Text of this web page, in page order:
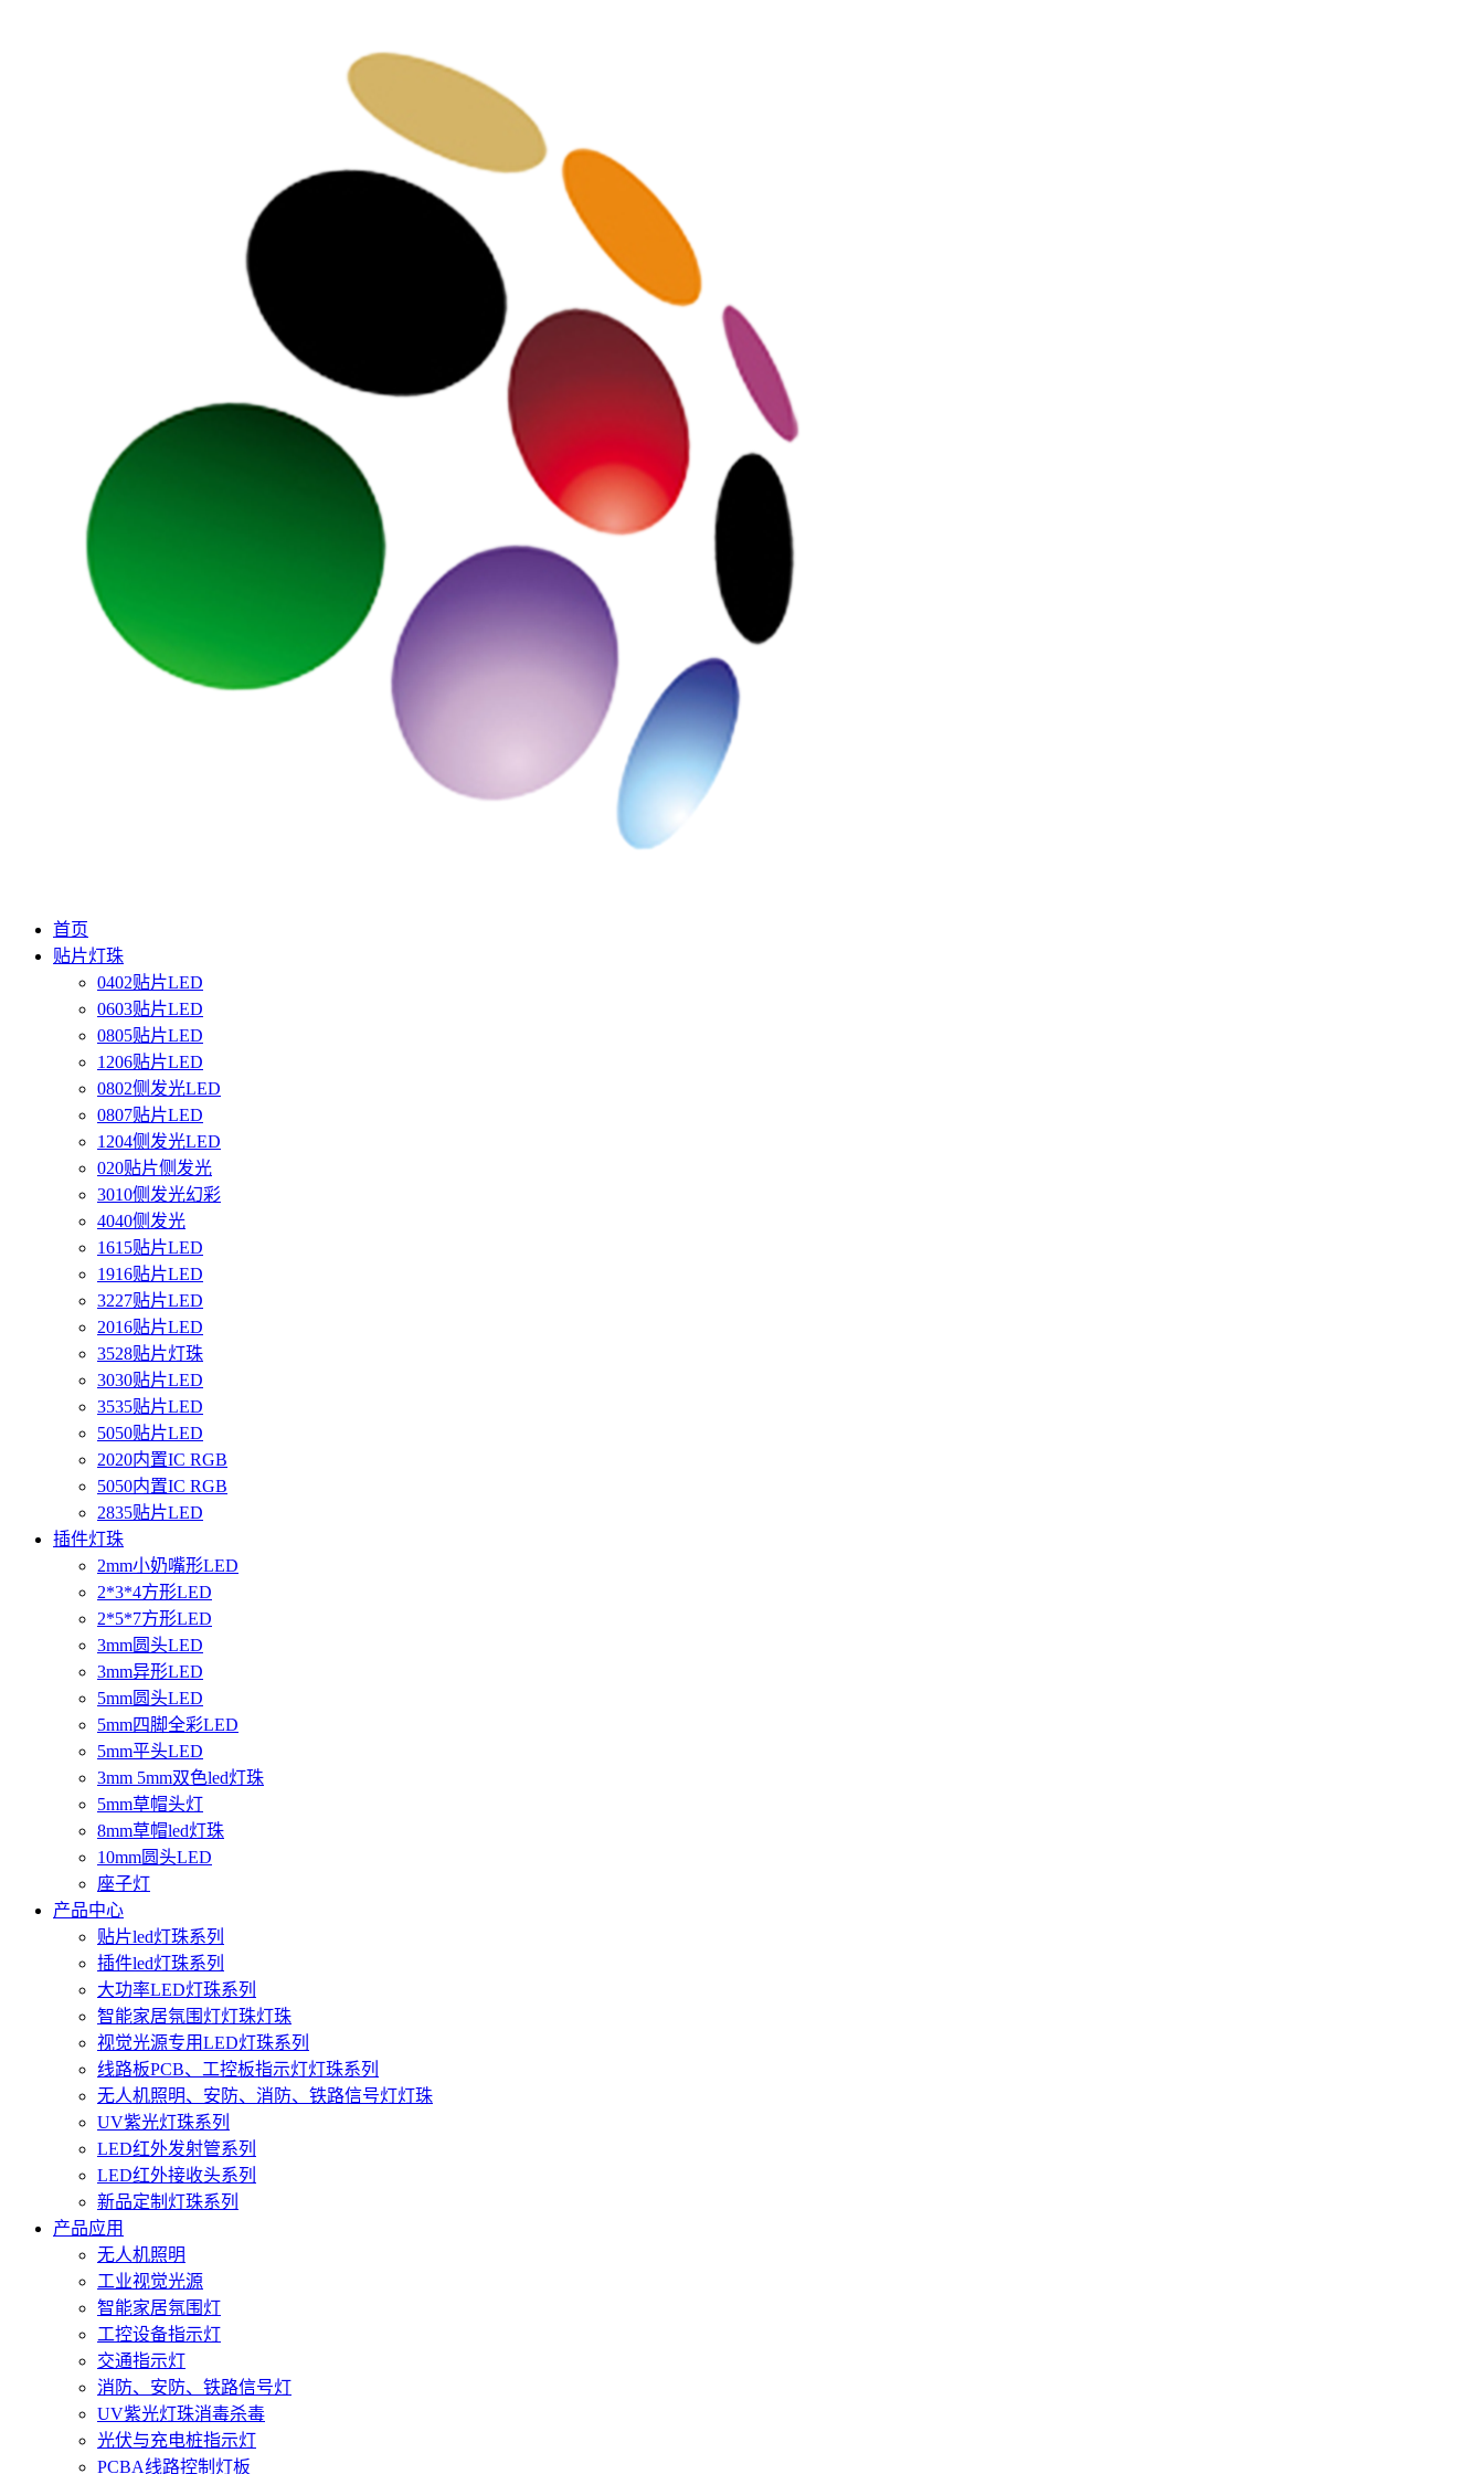
首页
贴片灯珠
0402贴片LED
0603贴片LED
0805贴片LED
1206贴片LED
0802侧发光LED
0807贴片LED
1204侧发光LED
020贴片侧发光
3010侧发光幻彩
4040侧发光
1615贴片LED
1916贴片LED
3227贴片LED
2016贴片LED
3528贴片灯珠
3030贴片LED
3535贴片LED
5050贴片LED
2020内置IC RGB
5050内置IC RGB
2835贴片LED
插件灯珠
2mm小奶嘴形LED
2*3*4方形LED
2*5*7方形LED
3mm圆头LED
3mm异形LED
5mm圆头LED
5mm四脚全彩LED
5mm平头LED
3mm 5mm双色led灯珠
5mm草帽头灯
8mm草帽led灯珠
10mm圆头LED
座子灯
产品中心
贴片led灯珠系列
插件led灯珠系列
大功率LED灯珠系列
智能家居氛围灯灯珠灯珠
视觉光源专用LED灯珠系列
线路板PCB、工控板指示灯灯珠系列
无人机照明、安防、消防、铁路信号灯灯珠
UV紫光灯珠系列
LED红外发射管系列
LED红外接收头系列
新品定制灯珠系列
产品应用
无人机照明
工业视觉光源
智能家居氛围灯
工控设备指示灯
交通指示灯
消防、安防、铁路信号灯
UV紫光灯珠消毒杀毒
光伏与充电桩指示灯
PCBA线路控制灯板